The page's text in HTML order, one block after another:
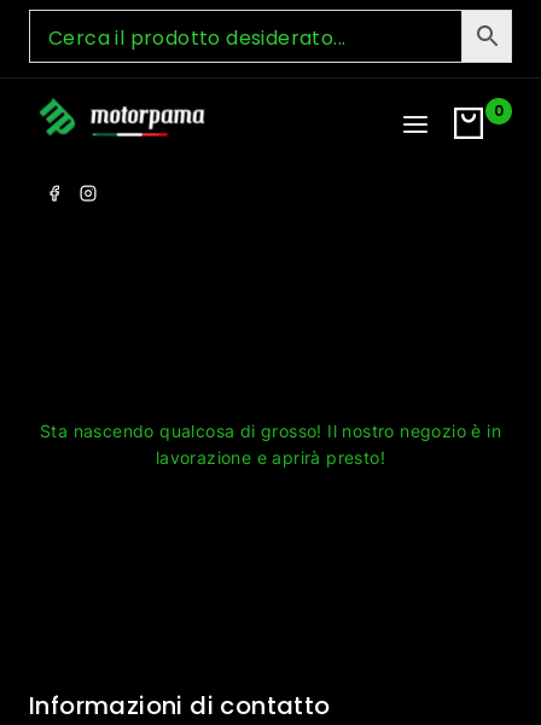
Skip
content
0
Sta nascendo qualcosa di grosso! Il nostro negozio è in
lavorazione e aprirà presto!
Informazioni di contatto